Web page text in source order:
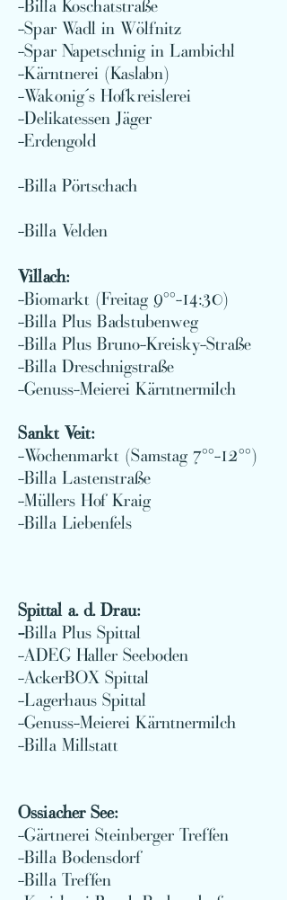
-Billa Koschatstraße
-Spar Wadl in Wölfnitz
-Spar Napetschnig in Lambichl
-Kärntnerei (Kaslabn)
-Wakonig´s Hofkreislerei
-Delikatessen Jäger
-Erdengold
-Billa Pörtschach
-Billa Velden
Villach:
-Biomarkt (Freitag 9°°-14:30)
-Billa Plus Badstubenweg
-Billa Plus Bruno-Kreisky-Straße
-Billa Dreschnigstraße
-Genuss-Meierei Kärntnermilch
Sankt Veit:
-Wochenmarkt (Samstag 7°°-12°°)
-Billa Lastenstraße
-Müllers Hof Kraig
-Billa Liebenfels
Spittal a. d. Drau:
-Billa Plus Spittal
-ADEG Haller Seeboden
-AckerBOX Spittal
-Lagerhaus Spittal
-Genuss-Meierei Kärntnermilch
-Billa Millstatt
Ossiacher See:
-Gärtnerei Steinberger Treffen
-Billa Bodensdorf
-Billa Treffen